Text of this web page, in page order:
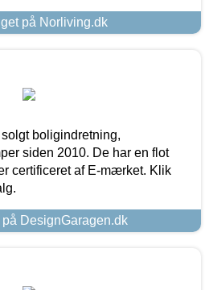
på Norliving.dk
boligindretning,
siden 2010. De har en flot
certificeret af E-mærket. Klik
DesignGaragen.dk